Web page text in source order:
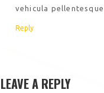
vehicula pellentesque.
Reply
LEAVE A REPLY